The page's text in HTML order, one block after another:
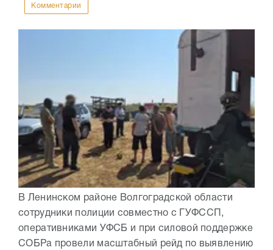
Комментарии
В Ленинском районе Волгоградской области
сотрудники полиции совместно с ГУФССП,
оперативниками УФСБ и при силовой поддержке
СОБРа провели масштабный рейд по выявлению